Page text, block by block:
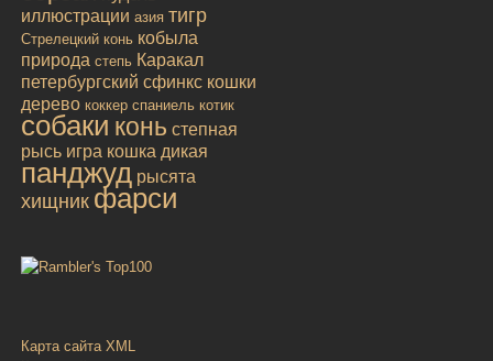
иллюстрации азия тигр
Стрелецкий конь кобыла
природа степь Каракал
петербургский сфинкс кошки
дерево коккер спаниель котик
собаки конь степная
рысь игра кошка дикая
панджуд рысята
хищник фарси
Карта сайта XML